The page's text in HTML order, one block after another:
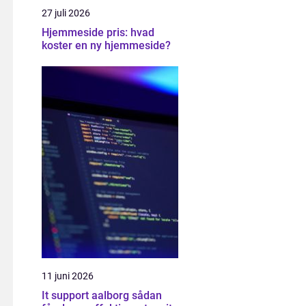
27 juli 2026
Hjemmeside pris: hvad
koster en ny hjemmeside?
11 juni 2026
It support aalborg sådan